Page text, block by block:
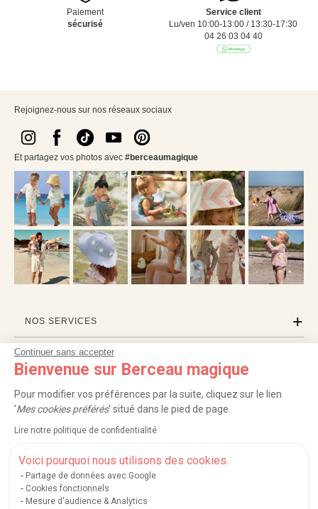
Continuer sans accepter
Bienvenue sur Berceau magique
Pour modifier vos préférences par la suite, cliquez sur le lien
'Mes cookies préférés' situé dans le pied de page.
Lire notre politique de confidentialité
Voici pourquoi nous utilisons des cookies.
Partage de données avec Google
Cookies fonctionnels
Mesure d'audience & Analytics
Paiement
sécurisé
Service client
Lu/ven 10:00-13:00 / 13:30-17:30
04 26 03 04 40
Rejoignez-nous sur nos réseaux sociaux
Et partagez vos photos avec #berceaumagique
NOS SERVICES
INFORMATIONS
PROFESSIONNELS
Carte cadeau |Retour 100 jours|Moyens de paiement